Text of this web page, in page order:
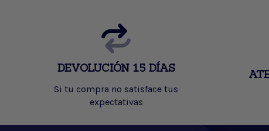
DEVOLUCIÓN 15 DÍAS
Si tu compra no satisface tus
expectativas